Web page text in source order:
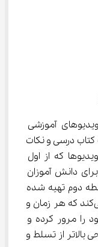
از ویدیوهای آموزشی
مباحث کتاب درسی و نکات
می‌گیرد. این ویدیوها که از اول
را پوشش می‌دهند، برای دانش آموزان
دوم تهیه شده
است و برای آن‌ها این امکان را فراهم می‌کند که هر زمان و
را مرور کرده و
سطحی بالاتر از تسلط و